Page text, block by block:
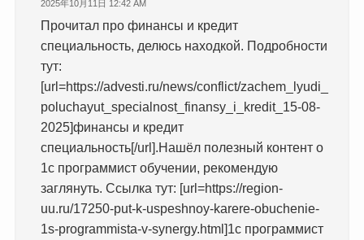
2025年10月11日 12:42 AM
Прочитал про финансы и кредит
специальность, делюсь находкой. Подробности
тут:
[url=https://advesti.ru/news/conflict/zachem_lyudi_
poluchayut_specialnost_finansy_i_kredit_15-08-
2025]финансы и кредит
специальность[/url].Нашёл полезный контент о
1с программист обучении, рекомендую
заглянуть. Ссылка тут: [url=https://region-
uu.ru/17250-put-k-uspeshnoy-karere-obuchenie-
1s-programmista-v-synergy.html]1с программист